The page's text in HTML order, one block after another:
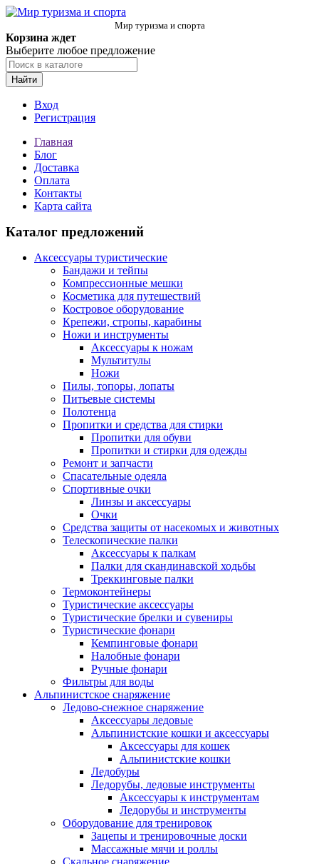
Мир туризма и спорта
Корзина ждет
Выберите любое предложение
Найти
Вход
Регистрация
Главная
Блог
Доставка
Оплата
Контакты
Карта сайта
Каталог предложений
Аксессуары туристические
Бандажи и тейпы
Компрессионные мешки
Косметика для путешествий
Костровое оборудование
Крепежи, стропы, карабины
Ножи и инструменты
Аксессуары к ножам
Мультитулы
Ножи
Пилы, топоры, лопаты
Питьевые системы
Полотенца
Пропитки и средства для стирки
Пропитки для обуви
Пропитки и стирки для одежды
Ремонт и запчасти
Спасательные одеяла
Спортивные очки
Линзы и аксессуары
Очки
Средства защиты от насекомых и животных
Телескопические палки
Аксессуары к палкам
Палки для скандинавской ходьбы
Треккинговые палки
Термоконтейнеры
Туристические аксессуары
Туристические брелки и сувениры
Туристические фонари
Кемпинговые фонари
Налобные фонари
Ручные фонари
Фильтры для воды
Альпинистское снаряжение
Ледово-снежное снаряжение
Аксессуары ледовые
Альпинистские кошки и аксессуары
Аксессуары для кошек
Альпинистские кошки
Ледобуры
Ледорубы, ледовые инструменты
Аксессуары к инструментам
Ледорубы и инструменты
Оборудование для тренировок
Зацепы и тренировочные доски
Массажные мячи и роллы
Скальное снаряжение